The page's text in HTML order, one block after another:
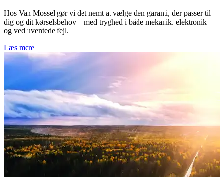
Hos Van Mossel gør vi det nemt at vælge den garanti, der passer til
dig og dit kørselsbehov – med tryghed i både mekanik, elektronik
og ved uventede fejl.
Læs mere